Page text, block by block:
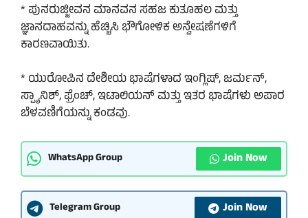
* ಪುನರುಜ್ಜೀವನ ಮಾನವನ ಸಹಜ ಕುತೂಹಲ ಮತ್ತು
ಜ್ಞಾನದಾಹವನ್ನು ಹೆಚ್ಚಿಸಿ ಭೌಗೋಳಿಕ ಅನ್ವೇಷಣೆಗಳಿಗೆ
ಕಾರಣವಾಯಿತು.
* ಯುರೋಪಿನ ದೇಶೀಯ ಭಾಷೆಗಳಾದ ಇಂಗ್ಲಿಷ್, ಜರ್ಮನ್,
ಸ್ಪ್ಯಾನಿಶ್, ಫ್ರೆಂಚ್, ಇಟಾಲಿಯನ್ ಮತ್ತು ಇತರ ಭಾಷೆಗಳು ಅಪಾರ
ಬೆಳವಣಿಗೆಯನ್ನು ಕಂಡವು.
WhatsApp Group Join Now
Telegram Group Join Now